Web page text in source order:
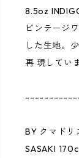
8.5oz
ビンテージ
した生地。
再 現してい
BY クマドリ
SASAKI